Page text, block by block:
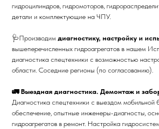
гидроцилиндров, гидромоторов,
детали и комплектующие на ЧПУ.
🩺Производим диагностику, настройку и
вышеперечисленных гидроагрегатов в нашем
диагностика спецтехники с возможностью
области. Соседние регионы (по согласованию).
🚛 Выездная диагностика. Демонтаж и
Диагностика спецтехники с выездом
обеспечение, опытные инженеры-диагносты,
гидроагрегатов в ремонт. Настройка